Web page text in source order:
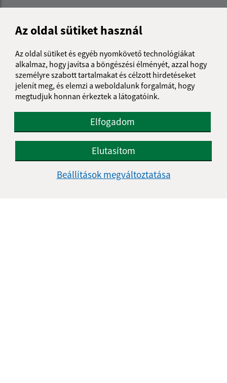
Az oldal sütiket használ
Az oldal sütiket és egyéb nyomkövető technológiákat
alkalmaz, hogy javítsa a böngészési élményét, azzal hogy
személyre szabott tartalmakat és célzott hirdetéseket
jelenít meg, és elemzi a weboldalunk forgalmát, hogy
megtudjuk honnan érkeztek a látogatóink.
Elfogadom
Elutasítom
Beállítások megváltoztatása
Az oldalról: